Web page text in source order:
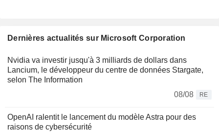
Dernières actualités sur Microsoft Corporation
Nvidia va investir jusqu'à 3 milliards de dollars dans
Lancium, le développeur du centre de données Stargate,
selon The Information
08/08
RE
OpenAI ralentit le lancement du modèle Astra pour des
raisons de cybersécurité